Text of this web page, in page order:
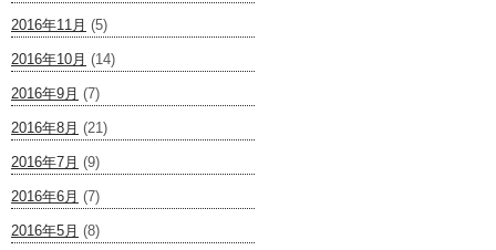
2016年11月 (5)
2016年10月 (14)
2016年9月 (7)
2016年8月 (21)
2016年7月 (9)
2016年6月 (7)
2016年5月 (8)